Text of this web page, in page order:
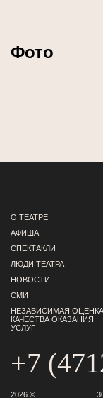
Фото
О ТЕАТРЕ
АФИША
СПЕКТАКЛИ
ЛЮДИ ТЕАТРА
НОВОСТИ
СМИ
НЕЗАВИСИМАЯ ОЦЕНКА
КАЧЕСТВА ОКАЗАНИЯ
УСЛУГ
+7
2026 ©